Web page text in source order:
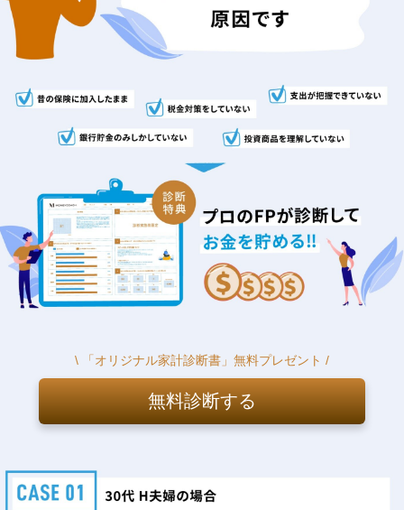
\ 「オリジナル家計診断書」無料プレゼント /
無料診断する